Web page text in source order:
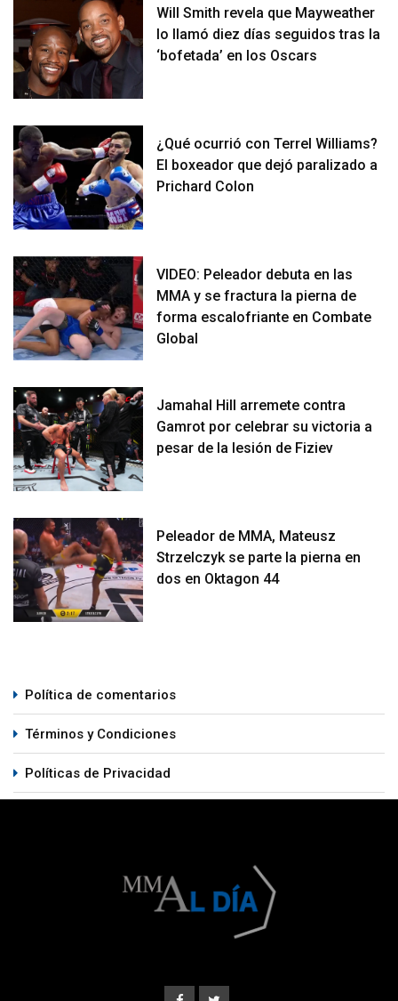
Will Smith revela que Mayweather
lo llamó diez días seguidos tras la
‘bofetada’ en los Oscars
¿Qué ocurrió con Terrel Williams?
El boxeador que dejó paralizado a
Prichard Colon
VIDEO: Peleador debuta en las
MMA y se fractura la pierna de
forma escalofriante en Combate
Global
Jamahal Hill arremete contra
Gamrot por celebrar su victoria a
pesar de la lesión de Fiziev
Peleador de MMA, Mateusz
Strzelczyk se parte la pierna en
dos en Oktagon 44
Política de comentarios
Términos y Condiciones
Políticas de Privacidad